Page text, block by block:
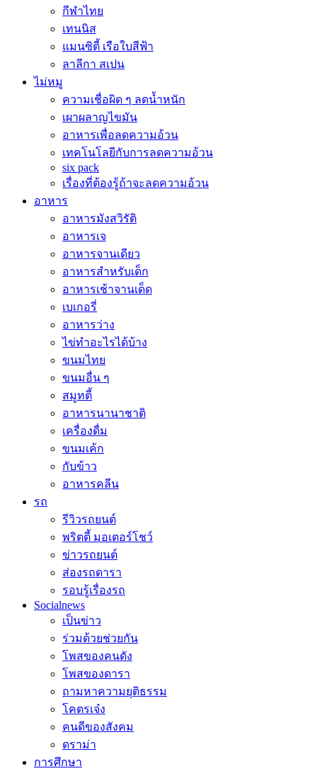
กีฬาไทย
เทนนิส
แมนซิตี้ เรือใบสีฟ้า
ลาลีกา สเปน
ไม่หมู
ความเชื่อผิด ๆ ลดน้ำหนัก
เผาผลาญไขมัน
อาหารเพื่อลดความอ้วน
เทคโนโลยีกับการลดความอ้วน
six pack
เรื่องที่ต้องรู้ถ้าจะลดความอ้วน
อาหาร
อาหารมังสวิรัติ
อาหารเจ
อาหารจานเดียว
อาหารสำหรับเด็ก
อาหารเช้าจานเด็ด
เบเกอรี่
อาหารว่าง
ไข่ทำอะไรได้บ้าง
ขนมไทย
ขนมอื่น ๆ
สมูทตี้
อาหารนานาชาติ
เครื่องดื่ม
ขนมเค้ก
กับข้าว
อาหารคลีน
รถ
รีวิวรถยนต์
พริตตี้ มอเตอร์โชว์
ข่าวรถยนต์
ส่องรถดารา
รอบรู้เรื่องรถ
Socialnews
เป็นข่าว
ร่วมด้วยช่วยกัน
โพสของคนดัง
โพสของดารา
ถามหาความยุติธรรม
โคตรเจ๋ง
คนดีของสังคม
ดราม่า
การศึกษา